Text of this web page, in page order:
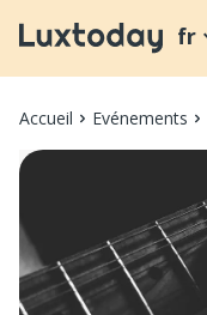
fr
Accueil Evénements